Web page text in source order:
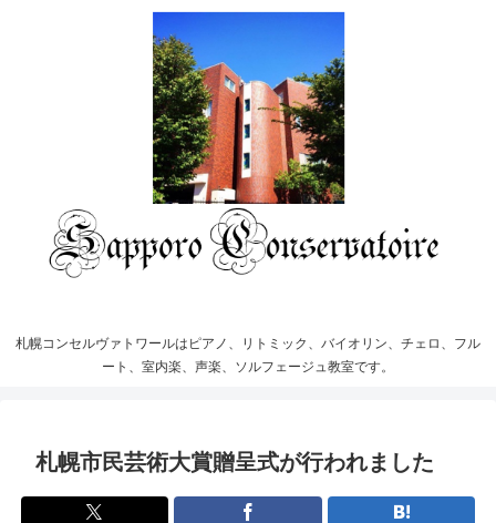
札幌コンセルヴァトワールはピアノ、リトミック、バイオリン、チェロ、フル
ート、室内楽、声楽、ソルフェージュ教室です。
札幌市民芸術大賞贈呈式が行われました